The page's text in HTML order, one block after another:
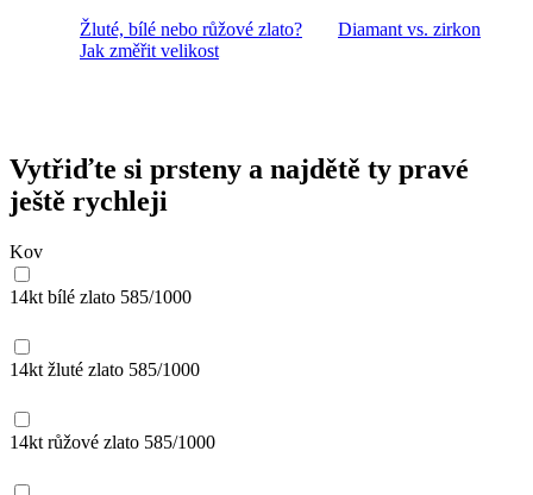
Žluté, bílé nebo růžové zlato?
Diamant vs. zirkon
Jak změřit velikost
Vytřiďte si prsteny a najdětě ty pravé
ještě rychleji
Kov
14kt bílé zlato 585/1000
14kt žluté zlato 585/1000
14kt růžové zlato 585/1000